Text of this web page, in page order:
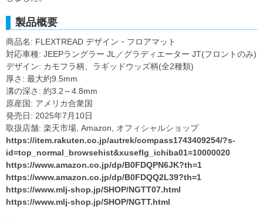
製品概要
商品名: FLEXTREAD デザイン・フロアマット
対応車種: JEEPラングラー JL／グラディエーター JT(フロントのみ)
デザイン: カモフラ柄、ラギッドウッズ柄(全2種類)
厚さ: 最大約9.5mm
溝の深さ: 約3.2～4.8mm
原産国: アメリカ合衆国
発売日: 2025年7月10日
取扱店舗: 楽天市場, Amazon, オフィシャルショップ
https://item.rakuten.co.jp/autrek/compass1743409254/?s-
id=top_normal_browsehist&xuseflg_ichiba01=10000020
https://www.amazon.co.jp/dp/B0FDQPN6JK?th=1
https://www.amazon.co.jp/dp/B0FDQQ2L39?th=1
https://www.mlj-shop.jp/SHOP/NGTT07.html
https://www.mlj-shop.jp/SHOP/NGTT.html